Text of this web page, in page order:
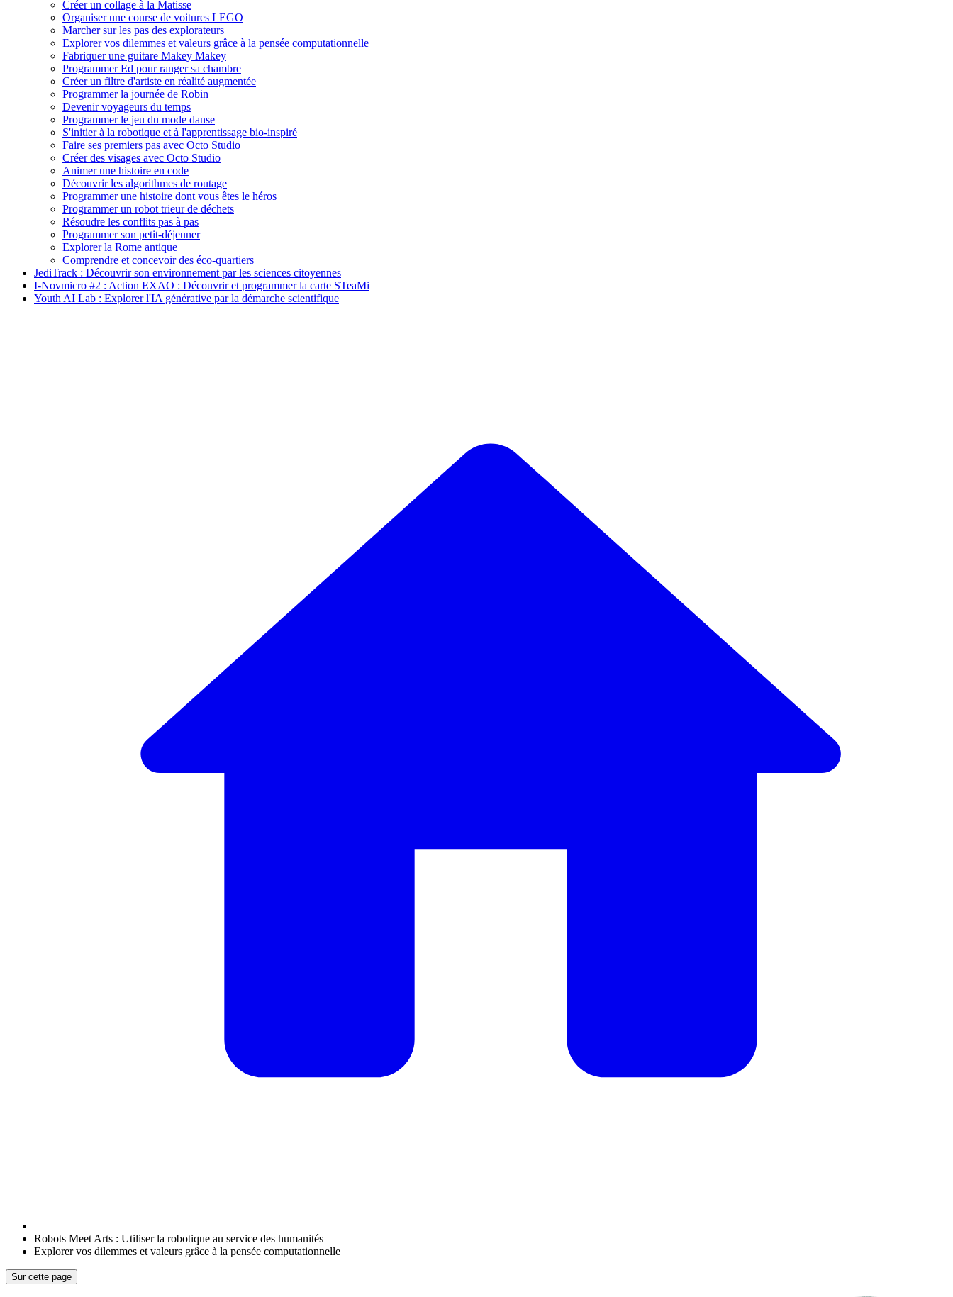
Créer un collage à la Matisse
Organiser une course de voitures LEGO
Marcher sur les pas des explorateurs
Explorer vos dilemmes et valeurs grâce à la pensée computationnelle
Fabriquer une guitare Makey Makey
Programmer Ed pour ranger sa chambre
Créer un filtre d'artiste en réalité augmentée
Programmer la journée de Robin
Devenir voyageurs du temps
Programmer le jeu du mode danse
S'initier à la robotique et à l'apprentissage bio-inspiré
Faire ses premiers pas avec Octo Studio
Créer des visages avec Octo Studio
Animer une histoire en code
Découvrir les algorithmes de routage
Programmer une histoire dont vous êtes le héros
Programmer un robot trieur de déchets
Résoudre les conflits pas à pas
Programmer son petit-déjeuner
Explorer la Rome antique
Comprendre et concevoir des éco-quartiers
JediTrack : Découvrir son environnement par les sciences citoyennes
I-Novmicro #2 : Action EXAO : Découvrir et programmer la carte STeaMi
Youth AI Lab : Explorer l'IA générative par la démarche scientifique
Robots Meet Arts : Utiliser la robotique au service des humanités
Explorer vos dilemmes et valeurs grâce à la pensée computationnelle
Sur cette page